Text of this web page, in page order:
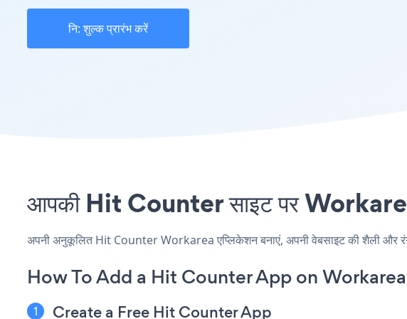
नि: शुल्क प्रारंभ करें
आपकी Hit Counter साइट पर Workarea
अपनी अनुकूलित Hit Counter Workarea एप्लिकेशन बनाएं, अपनी वेबसाइट की शैली और
How To Add a Hit Counter App on
Create a Free Hit Counter App